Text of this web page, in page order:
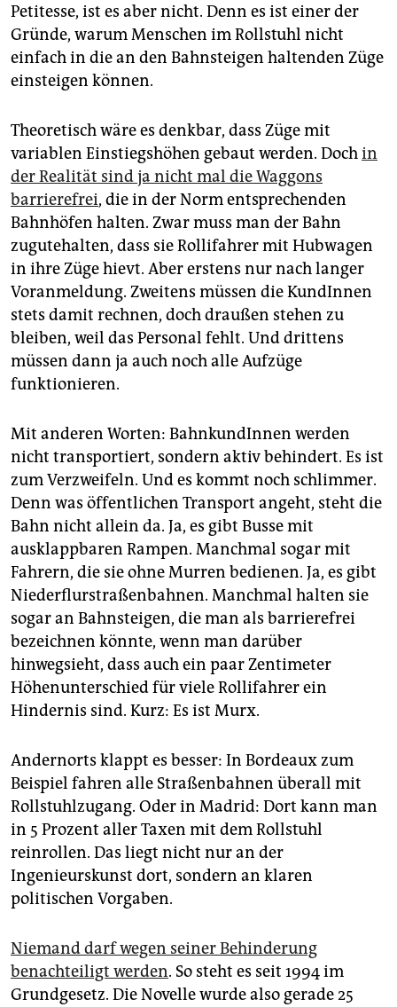
Petitesse, ist es aber nicht. Denn es ist einer der
Gründe, warum Menschen im Rollstuhl nicht
einfach in die an den Bahnsteigen haltenden Züge
einsteigen können.
Theoretisch wäre es denkbar, dass Züge mit
variablen Einstiegshöhen gebaut werden. Dochin
der Realität sind ja nicht mal die Waggons
barrierefrei, die in der Norm entsprechenden
Bahnhöfen halten. Zwar muss man der Bahn
zugutehalten, dass sie Rollifahrer mit Hubwagen
in ihre Züge hievt. Aber erstens nur nach langer
Voranmeldung. Zweitens müssen die KundInnen
stets damit rechnen, doch draußen stehen zu
bleiben, weil das Personal fehlt. Und drittens
müssen dann ja auch noch alle Aufzüge
funktionieren.
Mit anderen Worten: BahnkundInnen werden
nicht transportiert, sondern aktiv behindert. Es ist
zum Verzweifeln. Und es kommt noch schlimmer.
Denn was öffentlichen Transport angeht, steht die
Bahn nicht allein da. Ja, es gibt Busse mit
ausklappbaren Rampen. Manchmal sogar mit
Fahrern, die sie ohne Murren bedienen. Ja, es gibt
Niederflurstraßenbahnen. Manchmal halten sie
sogar an Bahnsteigen, die man als barrierefrei
bezeichnen könnte, wenn man darüber
hinwegsieht, dass auch ein paar Zentimeter
Höhenunterschied für viele Rollifahrer ein
Hindernis sind. Kurz: Es ist Murx.
Andernorts klappt es besser: In Bordeaux zum
Beispiel fahren alle Straßenbahnen überall mit
Rollstuhlzugang. Oder in Madrid: Dort kann man
in 5 Prozent aller Taxen mit dem Rollstuhl
reinrollen. Das liegt nicht nur an der
Ingenieurskunst dort, sondern an klaren
politischen Vorgaben.
Niemand darf wegen seiner Behinderung
benachteiligt werden. So steht es seit 1994 im
Grundgesetz. Die Novelle wurde also gerade 25